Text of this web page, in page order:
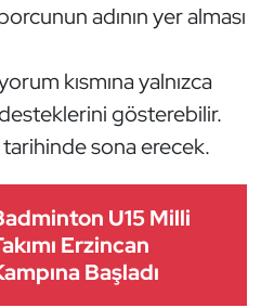
adının yer alması
kısmına yalnızca
gösterebilir.
sona erecek.
U15 Milli
Erzincan
Başladı